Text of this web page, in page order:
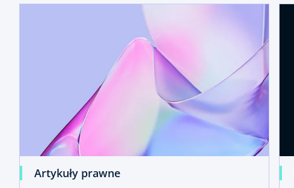
Artykuły prawne